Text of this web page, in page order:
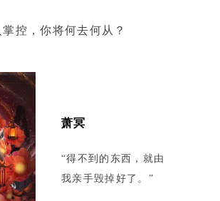
控，你将何去何从？
萧冥
“得不到的东西，就由
我亲手毁掉好了。”